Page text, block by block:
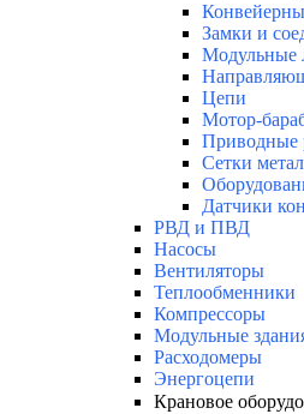
Замки и
Модульные
Цепи
Мотор-
Приводные
Сетки
Датчики
РВД и ПВД
Насосы
Вентиляторы
Теплообменники
Компрессоры
Модульные
Расходомеры
Энергоцепи
Крановое